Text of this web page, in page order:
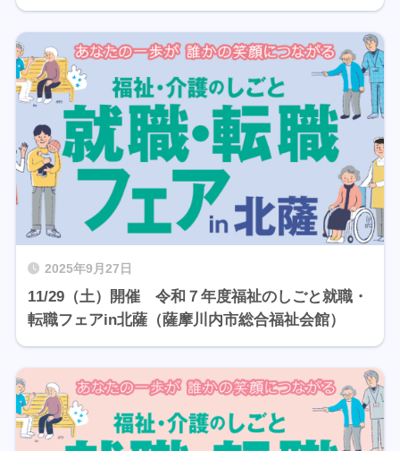
2025年9月27日
11/29（土）開催 令和７年度福祉のしごと就職・
転職フェアin北薩（薩摩川内市総合福祉会館）